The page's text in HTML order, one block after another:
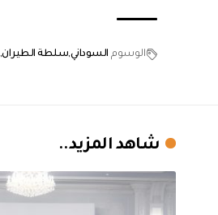
الوسوم السوداني سلطة الطيران
شاهد المزيد..